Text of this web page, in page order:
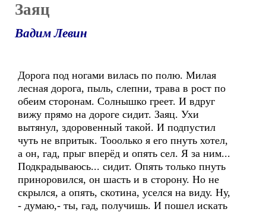
Заяц
Вадим Левин
Дорога под ногами вилась по полю. Милая
лесная дорога, пыль, слепни, трава в рост по
обеим сторонам. Солнышко греет. И вдруг
вижу прямо на дороге сидит. Заяц. Ухи
вытянул, здоровенный такой. И подпустил
чуть не впритык. Тооолько я его пнуть хотел,
а он, гад, прыг вперёд и опять сел. Я за ним...
Подкрадываюсь... сидит. Опять только пнуть
приноровился, он шасть и в сторону. Но не
скрылся, а опять, скотина, уселся на виду. Ну,
- думаю,- ты, гад, получишь. И пошел искать